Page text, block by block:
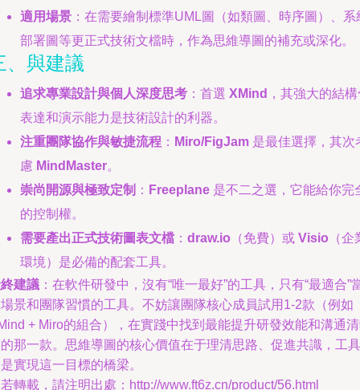
適用場景 ：在需要繪制標準UML圖（如類圖、時序圖）、系
部署圖等更正式技術文檔時，作為思維導圖的補充或深化。
、與建議
追求專業設計與個人深度思考 ：首選 XMind ，其強大的結
表達和演示能力是技術設計的利器。
注重團隊協作與敏捷流程 ： Miro/FigJam 是最佳選擇，其次
慮 MindMaster。
崇尚開源與極致定制 ： Freeplane 是不二之選，它能給你完
的控制權。
需要產出正式技術圖表文檔 ： draw.io （免費）或 Visio （企
環境）是必備的配套工具。
建議 ：在軟件研發中，沒有“唯一最好”的工具，只有“最適合”
景和團隊習慣的工具。不妨讓團隊核心成員試用1-2款（例如
+ Miro的組合），在實踐中找到最能提升研發效能和溝通
那一款。思維導圖的核心價值在于理清思路、促進共識，工具
實現這一目標的橋梁。
轉載，請注明出處：http://www.ft6z.cn/product/56.html